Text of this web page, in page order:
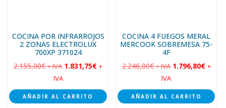
COCINA POR INFRARROJOS
2 ZONAS ELECTROLUX
700XP 371024
2.155,00€ + IVA 1.831,75€ +
IVA
AÑADIR AL CARRITO
COCINA 4 FUEGOS MERAL
MERCOOK SOBREMESA 75-
4F
2.246,00€ + IVA 1.796,80€ +
IVA
AÑADIR AL CARRITO